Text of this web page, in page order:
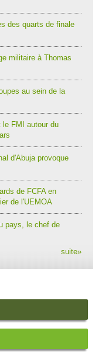
des quarts de finale
militaire à Thomas
au sein de la
le FMI autour du
d'Abuja provoque
de FCFA en
de l'UEMOA
pays, le chef de
suite»